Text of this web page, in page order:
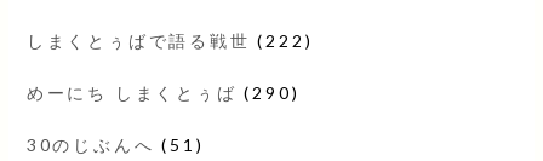
しまくとぅばで語る戦世 (222)
めーにち しまくとぅば (290)
30のじぶんへ (51)